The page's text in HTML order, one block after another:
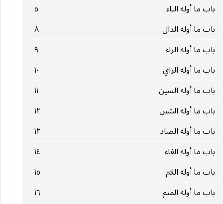
باب ما أوله الباء
٥
باب ما أوله الدال
٨
باب ما أوله الراء
٩
باب ما أوله الزاي
١٠
باب ما أوله السين
١١
باب ما أوله الشين
١٢
باب ما أوله الصاد
١٢
باب ما أوله الفاء
١٤
باب ما أوله اللام
١٥
باب ما أوله الميم
١٦